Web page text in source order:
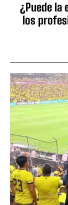
¿Puede la
los